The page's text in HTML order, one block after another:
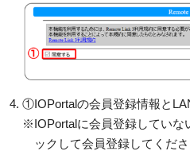
①IOPortalの会員登録情報と
※IOPortalに会員登録していな
ックして会員登録してくださ